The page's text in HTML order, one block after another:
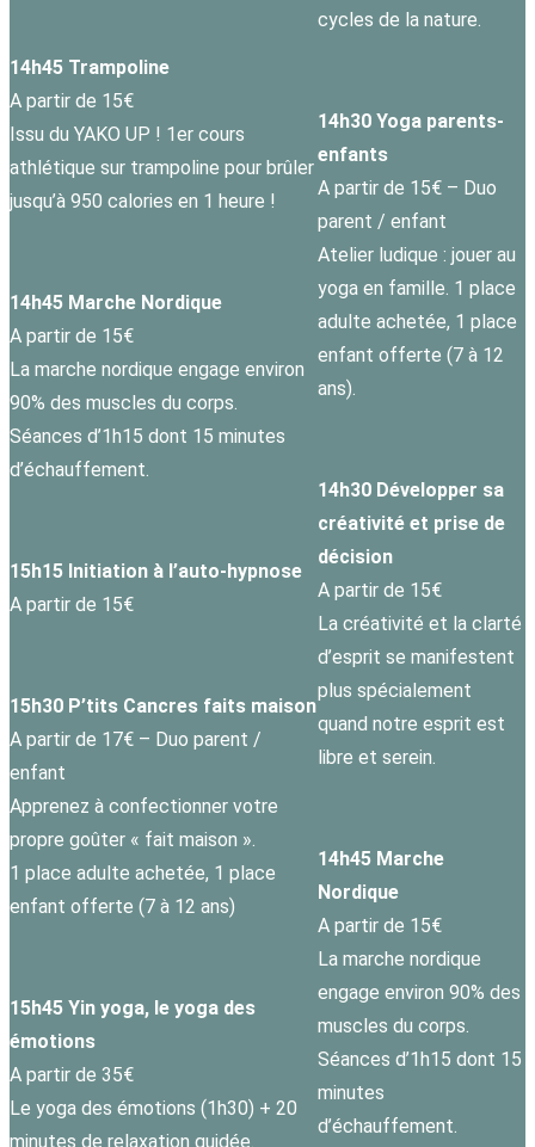
14h45 Trampoline
A partir de 15€
Issu du YAKO UP ! 1er cours
athlétique sur trampoline pour brûler
jusqu’à 950 calories en 1 heure !
14h45 Marche Nordique
A partir de 15€
La marche nordique engage environ
90% des muscles du corps.
Séances d’1h15 dont 15 minutes
d’échauffement.
15h15 Initiation à l’auto-hypnose
A partir de 15€
15h30 P’tits Cancres faits maison
A partir de 17€ – Duo parent /
enfant
Apprenez à confectionner votre
propre goûter « fait maison ».
1 place adulte achetée, 1 place
enfant offerte (7 à 12 ans)
15h45 Yin yoga, le yoga des
émotions
A partir de 35€
Le yoga des émotions (1h30) + 20
minutes de relaxation guidée.
cycles de la nature.
14h30 Yoga parents-
enfants
A partir de 15€ – Duo
parent / enfant
Atelier ludique : jouer au
yoga en famille. 1 place
adulte achetée, 1 place
enfant offerte (7 à 12
ans).
14h30 Développer sa
créativité et prise de
décision
A partir de 15€
La créativité et la clarté
d’esprit se manifestent
plus spécialement
quand notre esprit est
libre et serein.
14h45 Marche
Nordique
A partir de 15€
La marche nordique
engage environ 90% des
muscles du corps.
Séances d’1h15 dont 15
minutes
d’échauffement.